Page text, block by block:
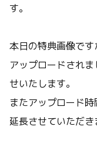
す。
本日の特典画像です
アップロードされ
せいたします。
またアップロード
延長させていただき